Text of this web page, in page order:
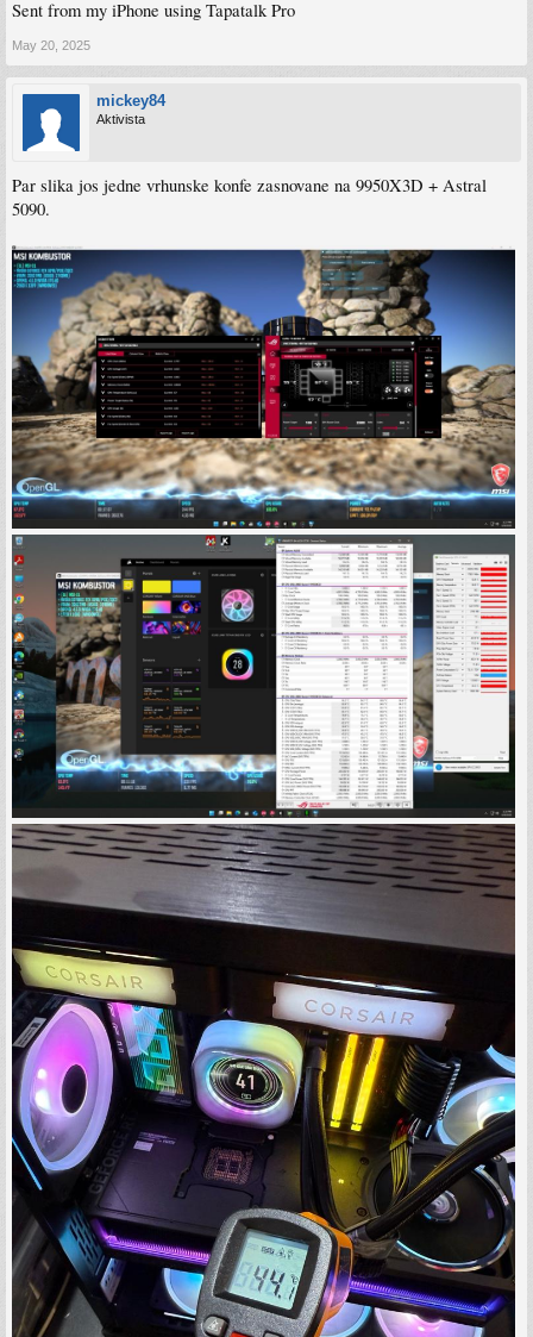
Sent from my iPhone using Tapatalk Pro
May 20, 2025
mickey84
Aktivista
Par slika jos jedne vrhunske konfe zasnovane na 9950X3D + Astral
5090.